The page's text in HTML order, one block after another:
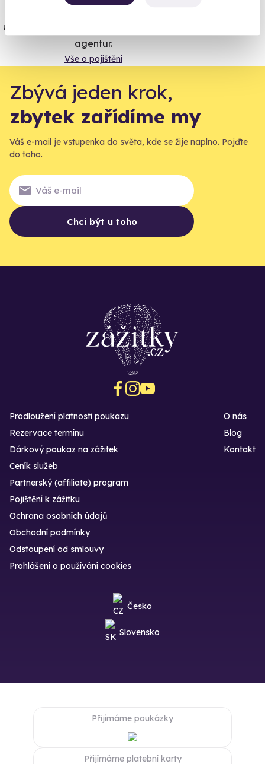
úrazové pojištění z nabídky zážitkových
agentur.
Vše o pojištění
Zbývá jeden krok,
zbytek zařídíme my
Váš e-mail je vstupenka do světa, kde se žije naplno. Pojďte
do toho.
Chci být u toho
Prodloužení platnosti poukazu
Rezervace termínu
Dárkový poukaz na zážitek
O nás
Blog
Kontakt
Ceník služeb
Partnerský (affiliate) program
Pojištění k zážitku
Ochrana osobních údajů
Obchodní podmínky
Odstoupení od smlouvy
Prohlášení o používání cookies
Česko
Slovensko
Přijímáme poukázky
Přijímáme platební karty